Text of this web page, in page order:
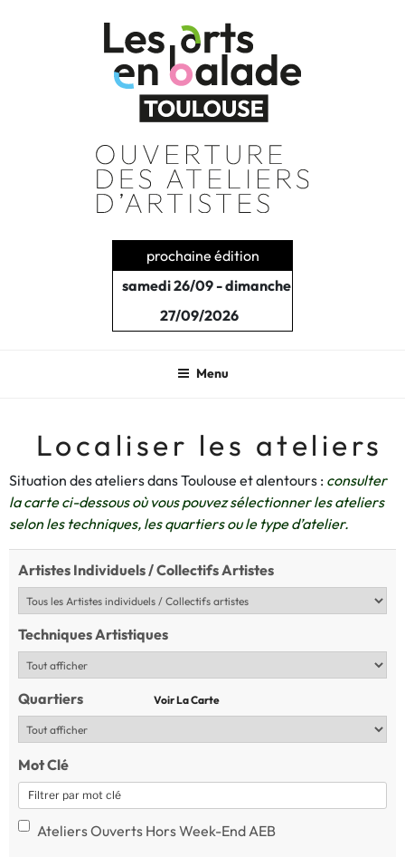
prochaine édition
samedi 26/09 - dimanche
27/09/2026
Menu
Localiser les ateliers
Situation des ateliers dans Toulouse et alentours : consulter
la carte ci-dessous où vous pouvez sélectionner les ateliers
selon les techniques, les quartiers ou le type d’atelier.
Artistes Individuels / Collectifs Artistes
Techniques Artistiques
Quartiers Voir La Carte
Mot Clé
Ateliers Ouverts Hors Week-End AEB